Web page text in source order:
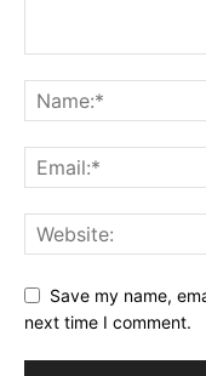
Save my name,
next time I comment.